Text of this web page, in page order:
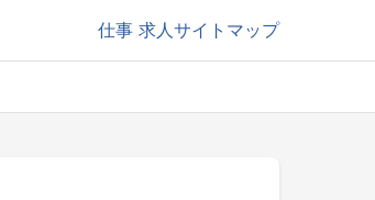
仕事 求人サイトマップ